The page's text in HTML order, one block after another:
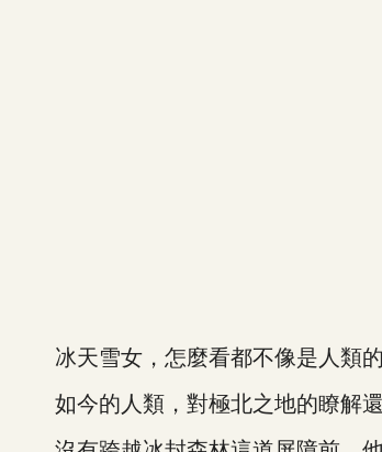
冰天雪女，怎麼看都不像是人類的
如今的人類，對極北之地的瞭解還